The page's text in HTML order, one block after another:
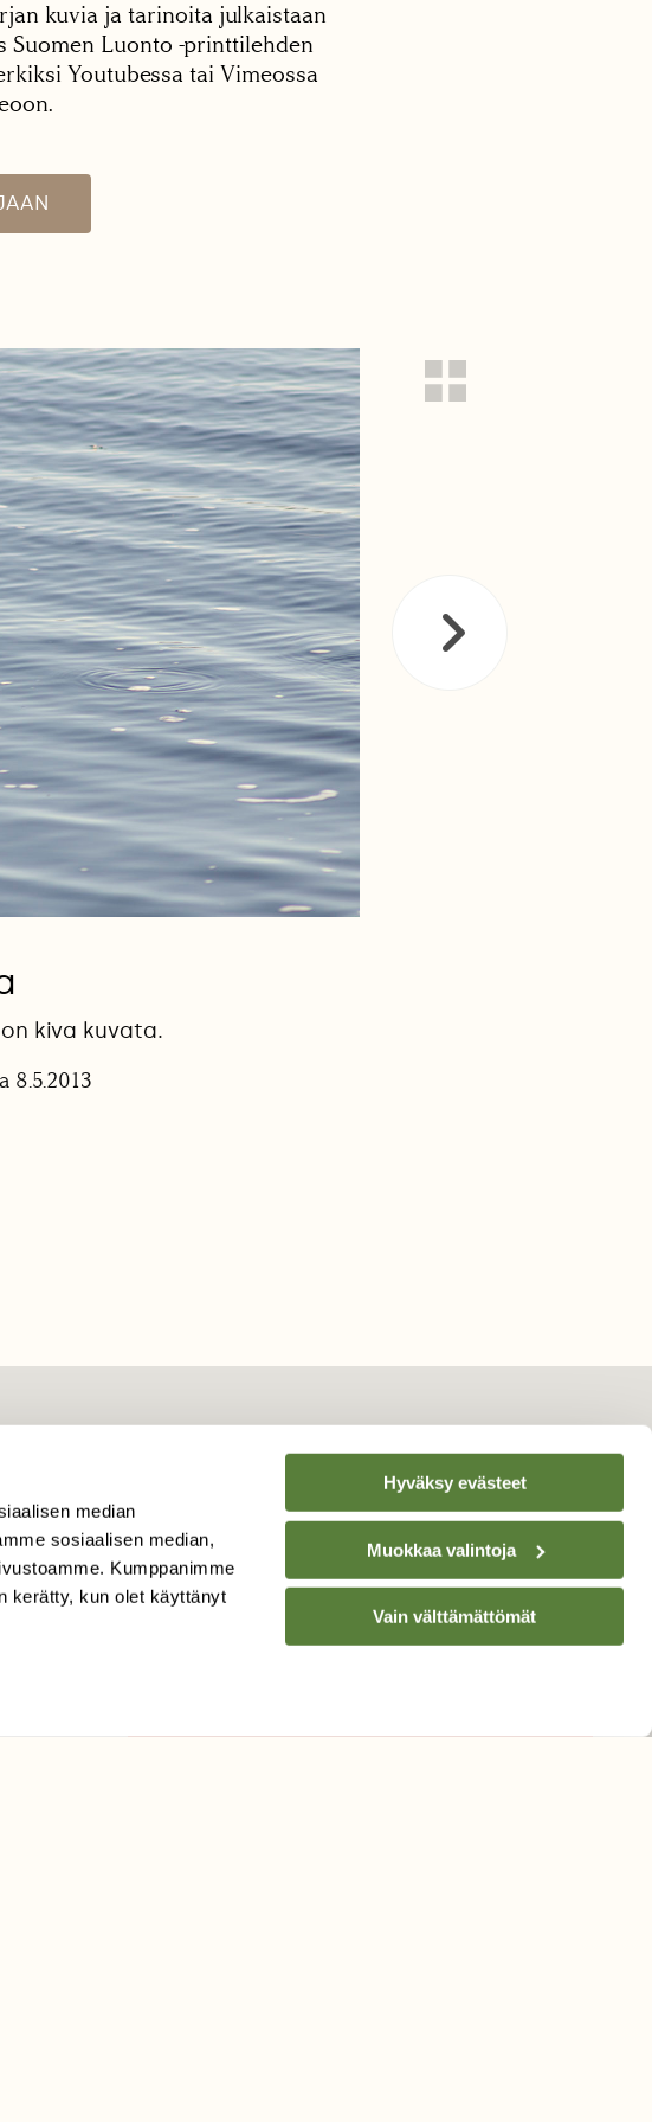
median
sosiaalisen median,
Kumppanimme
kerätty, kun olet käyttänyt
Hyväksy evästeet
Muokkaa valintoja
Vain välttämättömät
kuvia ja tarinoita julkaistaan
Suomen Luonto -printtilehden
Youtubessa tai Vimeossa
kiva kuvata.
8.5.2013
TILAA SUOMEN
LUONNONUUTIS­KIRJE
Sähköpostiosoite